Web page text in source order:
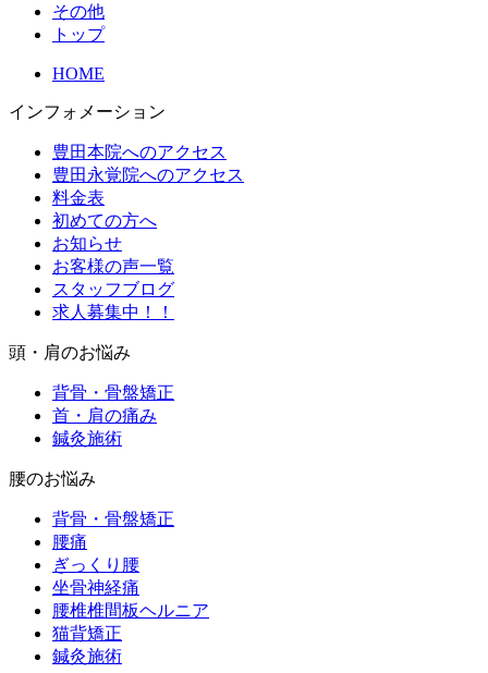
その他
トップ
HOME
インフォメーション
豊田本院へのアクセス
豊田永覚院へのアクセス
料金表
初めての方へ
お知らせ
お客様の声一覧
スタッフブログ
求人募集中！！
頭・肩のお悩み
背骨・骨盤矯正
首・肩の痛み
鍼灸施術
腰のお悩み
背骨・骨盤矯正
腰痛
ぎっくり腰
坐骨神経痛
腰椎椎間板ヘルニア
猫背矯正
鍼灸施術